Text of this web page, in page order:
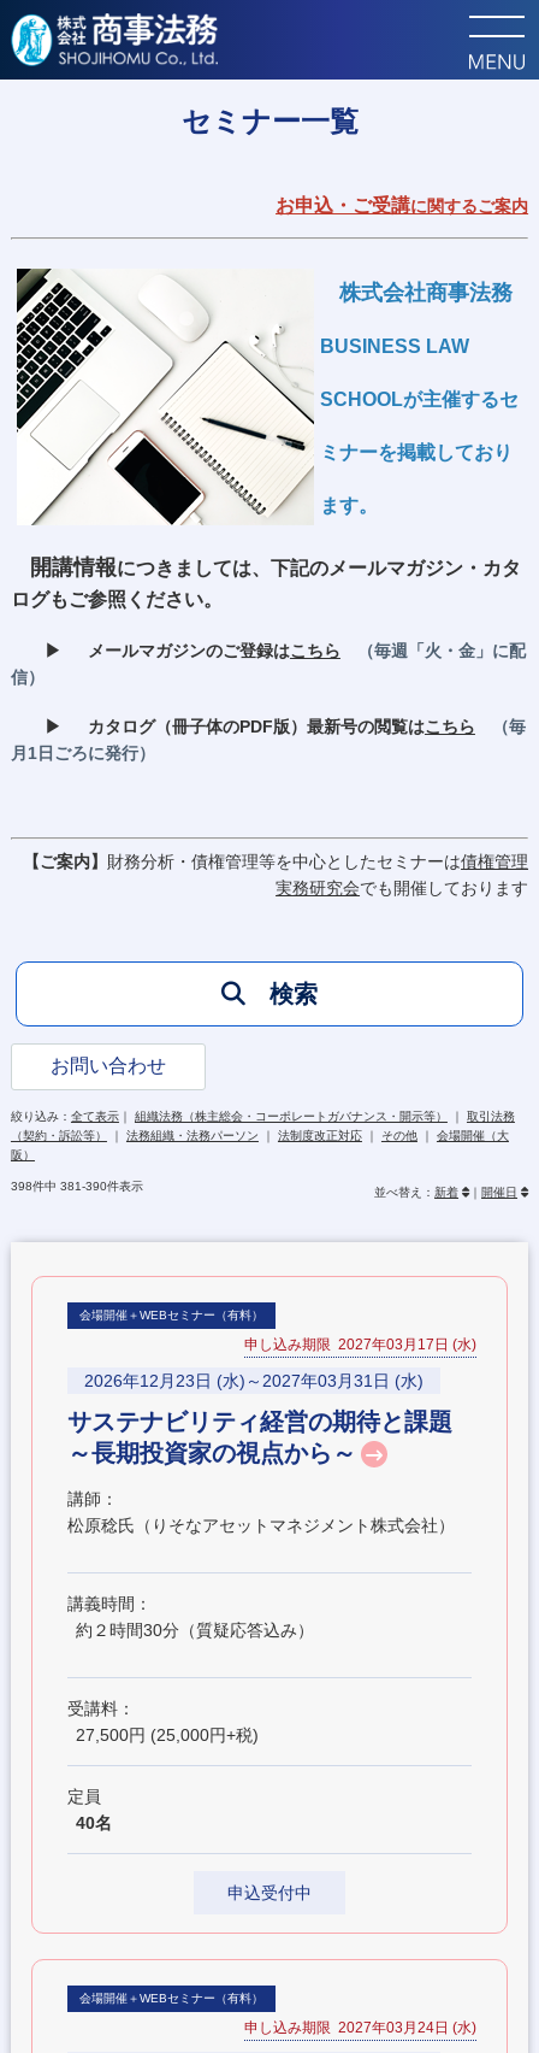
トップ セミナー
セミナー一覧
お申込・ご受講に関するご案内
株式会社商事法務
BUSINESS LAW
SCHOOLが主催するセ
ミナーを掲載しており
ます。
開講情報につきましては、下記のメールマガジン・カタ
ログもご参照ください。
▶ メールマガジンのご登録はこちら
（毎週「火・金」に配
信）
▶ カタログ（冊子体のPDF版）最新号の閲覧はこちら
（毎
月1日ごろに発行）
【ご案内】 財務分析・債権管理等を中心としたセミナーは債権管理
実務研究会でも開催しております
検索
お問い合わせ
絞り込み： 全て表示｜ 組織法務（株主総会・コーポレートガバナンス・開示等） ｜ 取引法務
（契約・訴訟等）
｜ 法務組織・法務パーソン ｜ 法制度改正対応｜ その他｜ 会場開催（大
阪）
398件中 381-390件表示 並べ替え：新着 ｜ 開催日
会場開催＋WEBセミナー（有料）
申し込み期限 2027年03月17日 (水)
2026年12月23日 (水)～2027年03月31日 (水)
サステナビリティ経営の期待と課題
～長期投資家の視点から～
講師：
松原稔氏（りそなアセットマネジメント株式会社）
講義時間：
約２時間30分（質疑応答込み）
受講料：
27,500円 (25,000円+税)
定員
40名
申込受付中
会場開催＋WEBセミナー（有料）
申し込み期限 2027年03月24日 (水)